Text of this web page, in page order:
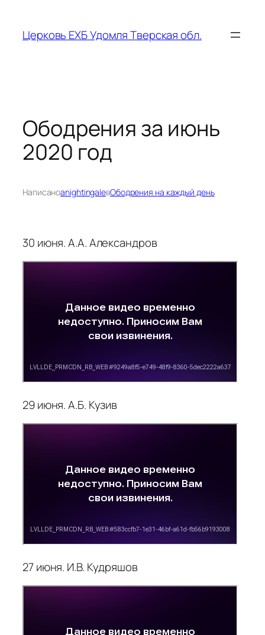
содержимому
Церковь ЕХБ Удомля Тверская обл.
Ободрения за июнь
2020 год
НаписаноanightingaleвОбодрения на каждый день
30 июня. А.А. Александров
29 июня. А.Б. Кузив
27 июня. И.В. Кудряшов